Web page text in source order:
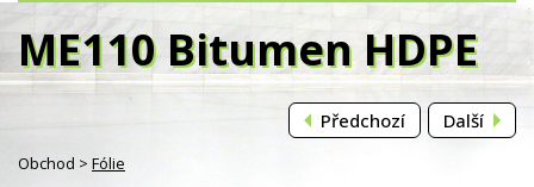
ME110 Bitumen HDPE
Předchozí Další
Obchod > Fólie